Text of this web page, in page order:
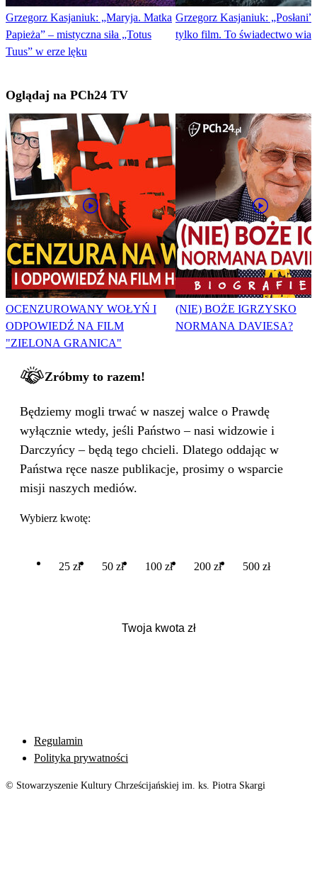
Grzegorz Kasjaniuk: „Maryja. Matka
Papieża” – mistyczna siła „Totus
Tuus” w erze lęku
Grzegorz Kasjaniuk: „Posłani”
tylko film. To świadectwo
Oglądaj na PCh24 TV
OCENZUROWANY WOŁYŃ I
ODPOWIEDŹ NA FILM
"ZIELONA GRANICA"
(NIE) BOŻE IGRZYSKO
NORMANA DAVIESA?
Zróbmy to razem!
Będziemy mogli trwać w naszej walce o Prawdę
wyłącznie wtedy, jeśli Państwo – nasi widzowie i
Darczyńcy – będą tego chcieli. Dlatego oddając w
Państwa ręce nasze publikacje, prosimy o wsparcie
misji naszych mediów.
Wybierz kwotę:
25 zł 50 zł 100 zł 200 zł 500 zł
Regulamin
Polityka prywatności
© Stowarzyszenie Kultury Chrześcijańskiej im. ks. Piotra Skargi